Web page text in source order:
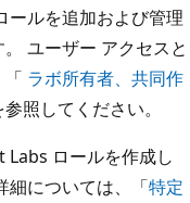
ールを追加および管理
ユーザー アクセスと
「 ラボ所有者、共同作
参照してください。
Labs ロールを作成し
細については、「特定